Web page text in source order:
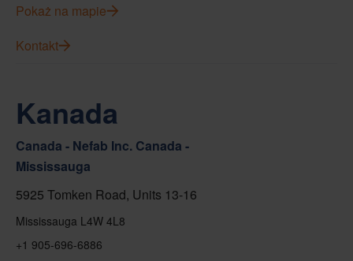
Pokaż na mapie
Kontakt
Kanada
Canada - Nefab Inc. Canada -
Mississauga
5925 Tomken Road, Units 13-16
Mississauga L4W 4L8
+1 905-696-6886